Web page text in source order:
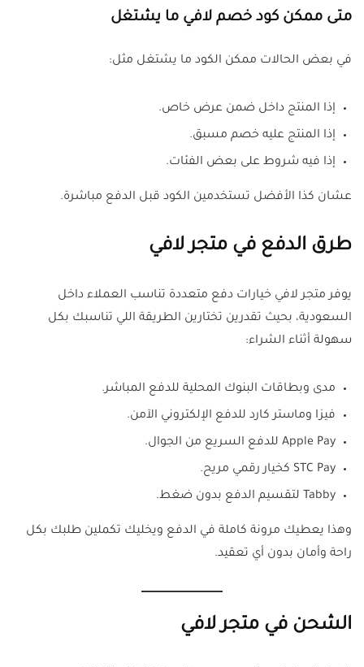
متى ممكن كود خصم لافي ما يشتغل
في بعض الحالات ممكن الكود ما يشتغل مثل:
إذا المنتج داخل ضمن عرض خاص.
إذا المنتج عليه خصم مسبق.
إذا فيه شروط على بعض الفئات.
عشان كذا الأفضل تستخدمين الكود قبل الدفع مباشرة.
طرق الدفع في متجر لافي
يوفر متجر لافي خيارات دفع متعددة تناسب العملاء داخل
السعودية، بحيث تقدرين تختارين الطريقة اللي تناسبك بكل
سهولة أثناء الشراء:
مدى وبطاقات البنوك المحلية للدفع المباشر.
فيزا وماستر كارد للدفع الإلكتروني الآمن.
Apple Pay للدفع السريع من الجوال.
STC Pay كخيار رقمي مريح.
Tabby لتقسيم الدفع بدون ضغط.
وهذا يعطيك مرونة كاملة في الدفع ويخليك تكملين طلبك بكل
راحة وأمان بدون أي تعقيد.
الشحن في متجر لافي